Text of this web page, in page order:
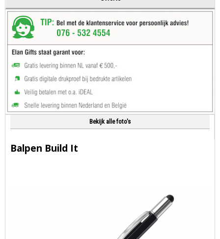
Bekijk alle foto's
Balpen Build It